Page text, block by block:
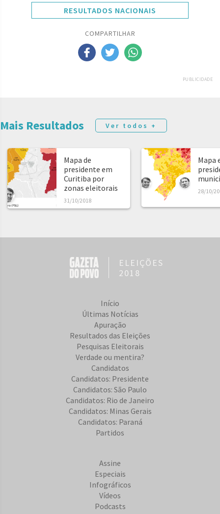
RESULTADOS NACIONAIS
COMPARTILHAR
PUBLICIDADE
Mais Resultados Ver todos +
Mapa de
presidente em
Curitiba por
zonas eleitorais
31/10/2018
Mapa
28/10/
ELEIÇÕES
2018
Início
Últimas Notícias
Apuração
Resultados das Eleições
Pesquisas Eleitorais
Verdade ou mentira?
Candidatos
Candidatos: Presidente
Candidatos: São Paulo
Candidatos: Rio de Janeiro
Candidatos: Minas Gerais
Candidatos: Paraná
Partidos
Assine
Especiais
Infográficos
Vídeos
Podcasts